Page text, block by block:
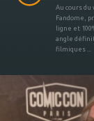
Au cours du
Fandome,
ligne et
angle
filmiques ...